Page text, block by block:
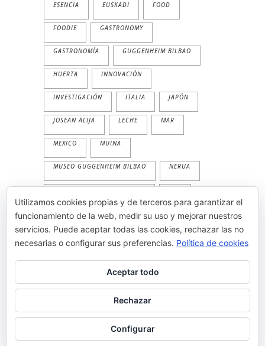
ESENCIA EUSKADI FOOD
FOODIE GASTRONOMY
GASTRONOMÍA GUGGENHEIM BILBAO
HUERTA INNOVACIÓN
INVESTIGACIÓN ITALIA JAPÓN
JOSEAN ALIJA LECHE MAR
MEXICO MUINA
MUSEO GUGGENHEIM BILBAO NERUA
NERUA GUGGENHEIM BILBAO PAN
PESCADO PLANTA PRIMAVERA
PRODUCTOS TEMPORALIDAD
THE WORLD'S 50 BEST TRADICION
VEGETAL VERANO
Utilizamos cookies propias y de terceros para garantizar el
funcionamiento de la web, medir su uso y mejorar nuestros
servicios. Puede aceptar todas las cookies, rechazar las no
necesarias o configurar sus preferencias. Política de cookies
Aceptar todo
Rechazar
Configurar